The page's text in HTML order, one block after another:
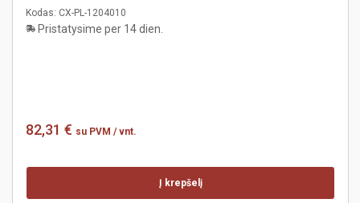
Kodas: CX-PL-1204010
Pristatysime per 14 dien.
82,31 € su PVM / vnt.
Į krepšelį